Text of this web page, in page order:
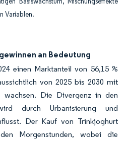
Variablen.
an Bedeutung
einen Marktanteil von 56,15 %
von 2025 bis 2030 mit
Die Divergenz in den
durch Urbanisierung und
Der Kauf von Trinkjoghurt
Morgenstunden, wobei die